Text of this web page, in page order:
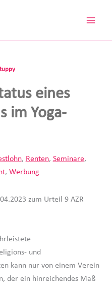
eines
im Yoga-
, Renten, Seminare,
, Werbung
zum Urteil 9 AZR
und
kann nur von einem Verein
der ein hinreichendes Maß